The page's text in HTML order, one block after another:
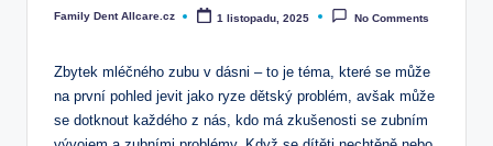
Posted
Family Dent Allcare.cz 1 listopadu, 2025 No Comments
Zbytek mléčného zubu v dásni – to je téma, které se může
na první pohled jevit jako ryze dětský problém, avšak může
se dotknout každého z nás, kdo má zkušenosti se zubním